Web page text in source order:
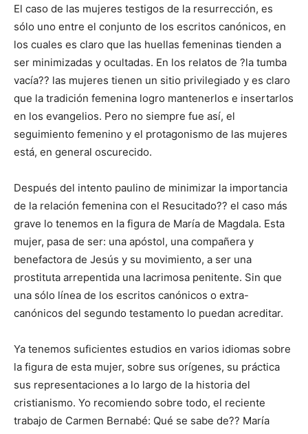
El caso de las mujeres testigos de la resurrección, es
sólo uno entre el conjunto de los escritos canónicos, en
los cuales es claro que las huellas femeninas tienden a
ser minimizadas y ocultadas. En los relatos de ?la tumba
vacía?? las mujeres tienen un sitio privilegiado y es claro
que la tradición femenina logro mantenerlos e insertarlos
en los evangelios. Pero no siempre fue así, el
seguimiento femenino y el protagonismo de las mujeres
está, en general oscurecido.
Después del intento paulino de minimizar la importancia
de la relación femenina con el Resucitado?? el caso más
grave lo tenemos en la figura de María de Magdala. Esta
mujer, pasa de ser: una apóstol, una compañera y
benefactora de Jesús y su movimiento, a ser una
prostituta arrepentida una lacrimosa penitente. Sin que
una sólo línea de los escritos canónicos o extra-
canónicos del segundo testamento lo puedan acreditar.
Ya tenemos suficientes estudios en varios idiomas sobre
la figura de esta mujer, sobre sus orígenes, su práctica
sus representaciones a lo largo de la historia del
cristianismo. Yo recomiendo sobre todo, el reciente
trabajo de Carmen Bernabé: Qué se sabe de?? María